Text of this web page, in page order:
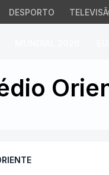
DESPORTO